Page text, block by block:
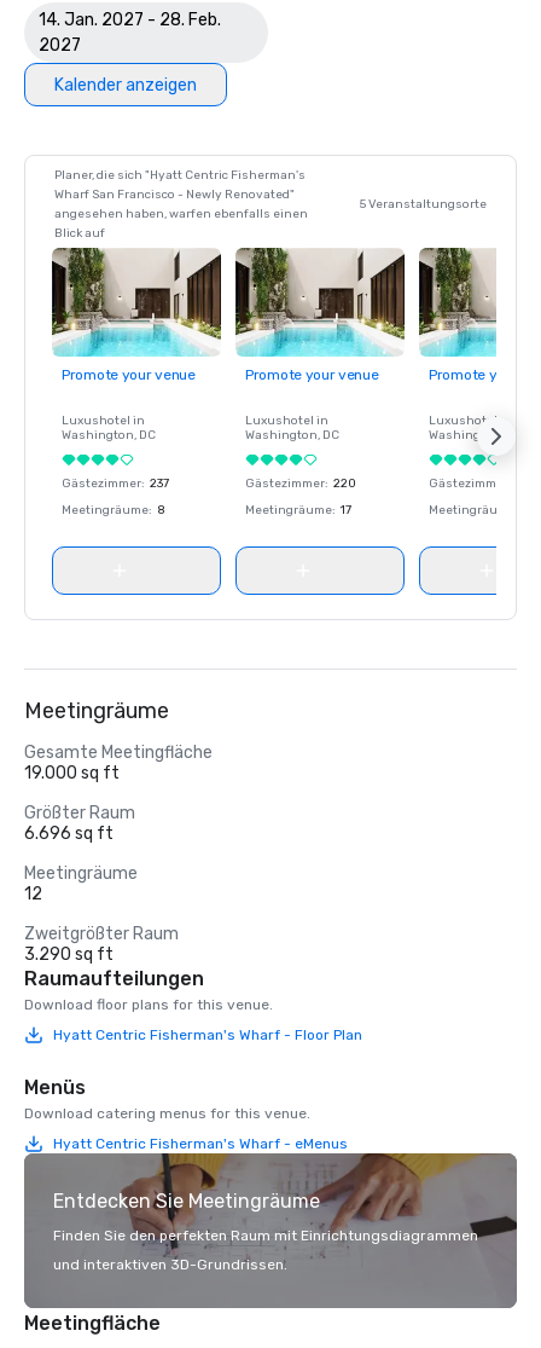
14. Jan. 2027 - 28. Feb.
2027
Kalender anzeigen
Planer, die sich "Hyatt Centric Fisherman's
Wharf San Francisco - Newly Renovated"
angesehen haben, warfen ebenfalls einen
Blick auf
5 Veranstaltungsorte
Promote your venue
Luxushotel in
Washington, DC
Gästezimmer: 237
Meetingräume: 8
Promote your venue
Luxushotel in
Washington, DC
Gästezimmer: 220
Meetingräume: 17
Promote your
Luxushotel in
Washington
Gästezimmer
Meetingräume
Meetingräume
Gesamte Meetingfläche
19.000 sq ft
Größter Raum
6.696 sq ft
Meetingräume
12
Zweitgrößter Raum
3.290 sq ft
Raumaufteilungen
Download floor plans for this venue.
Hyatt Centric Fisherman's Wharf - Floor Plan
Menüs
Download catering menus for this venue.
Hyatt Centric Fisherman's Wharf - eMenus
Entdecken Sie Meetingräume
Finden Sie den perfekten Raum mit Einrichtungsdiagrammen
und interaktiven 3D-Grundrissen.
Meetingfläche